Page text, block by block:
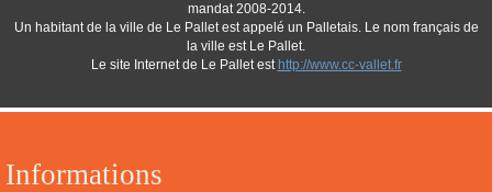
Informations
mandat 2008-2014.
Un habitant de la ville de Le Pallet est appelé un Palletais. Le nom français de
la ville est Le Pallet.
Le site Internet de Le Pallet est http://www.cc-vallet.fr